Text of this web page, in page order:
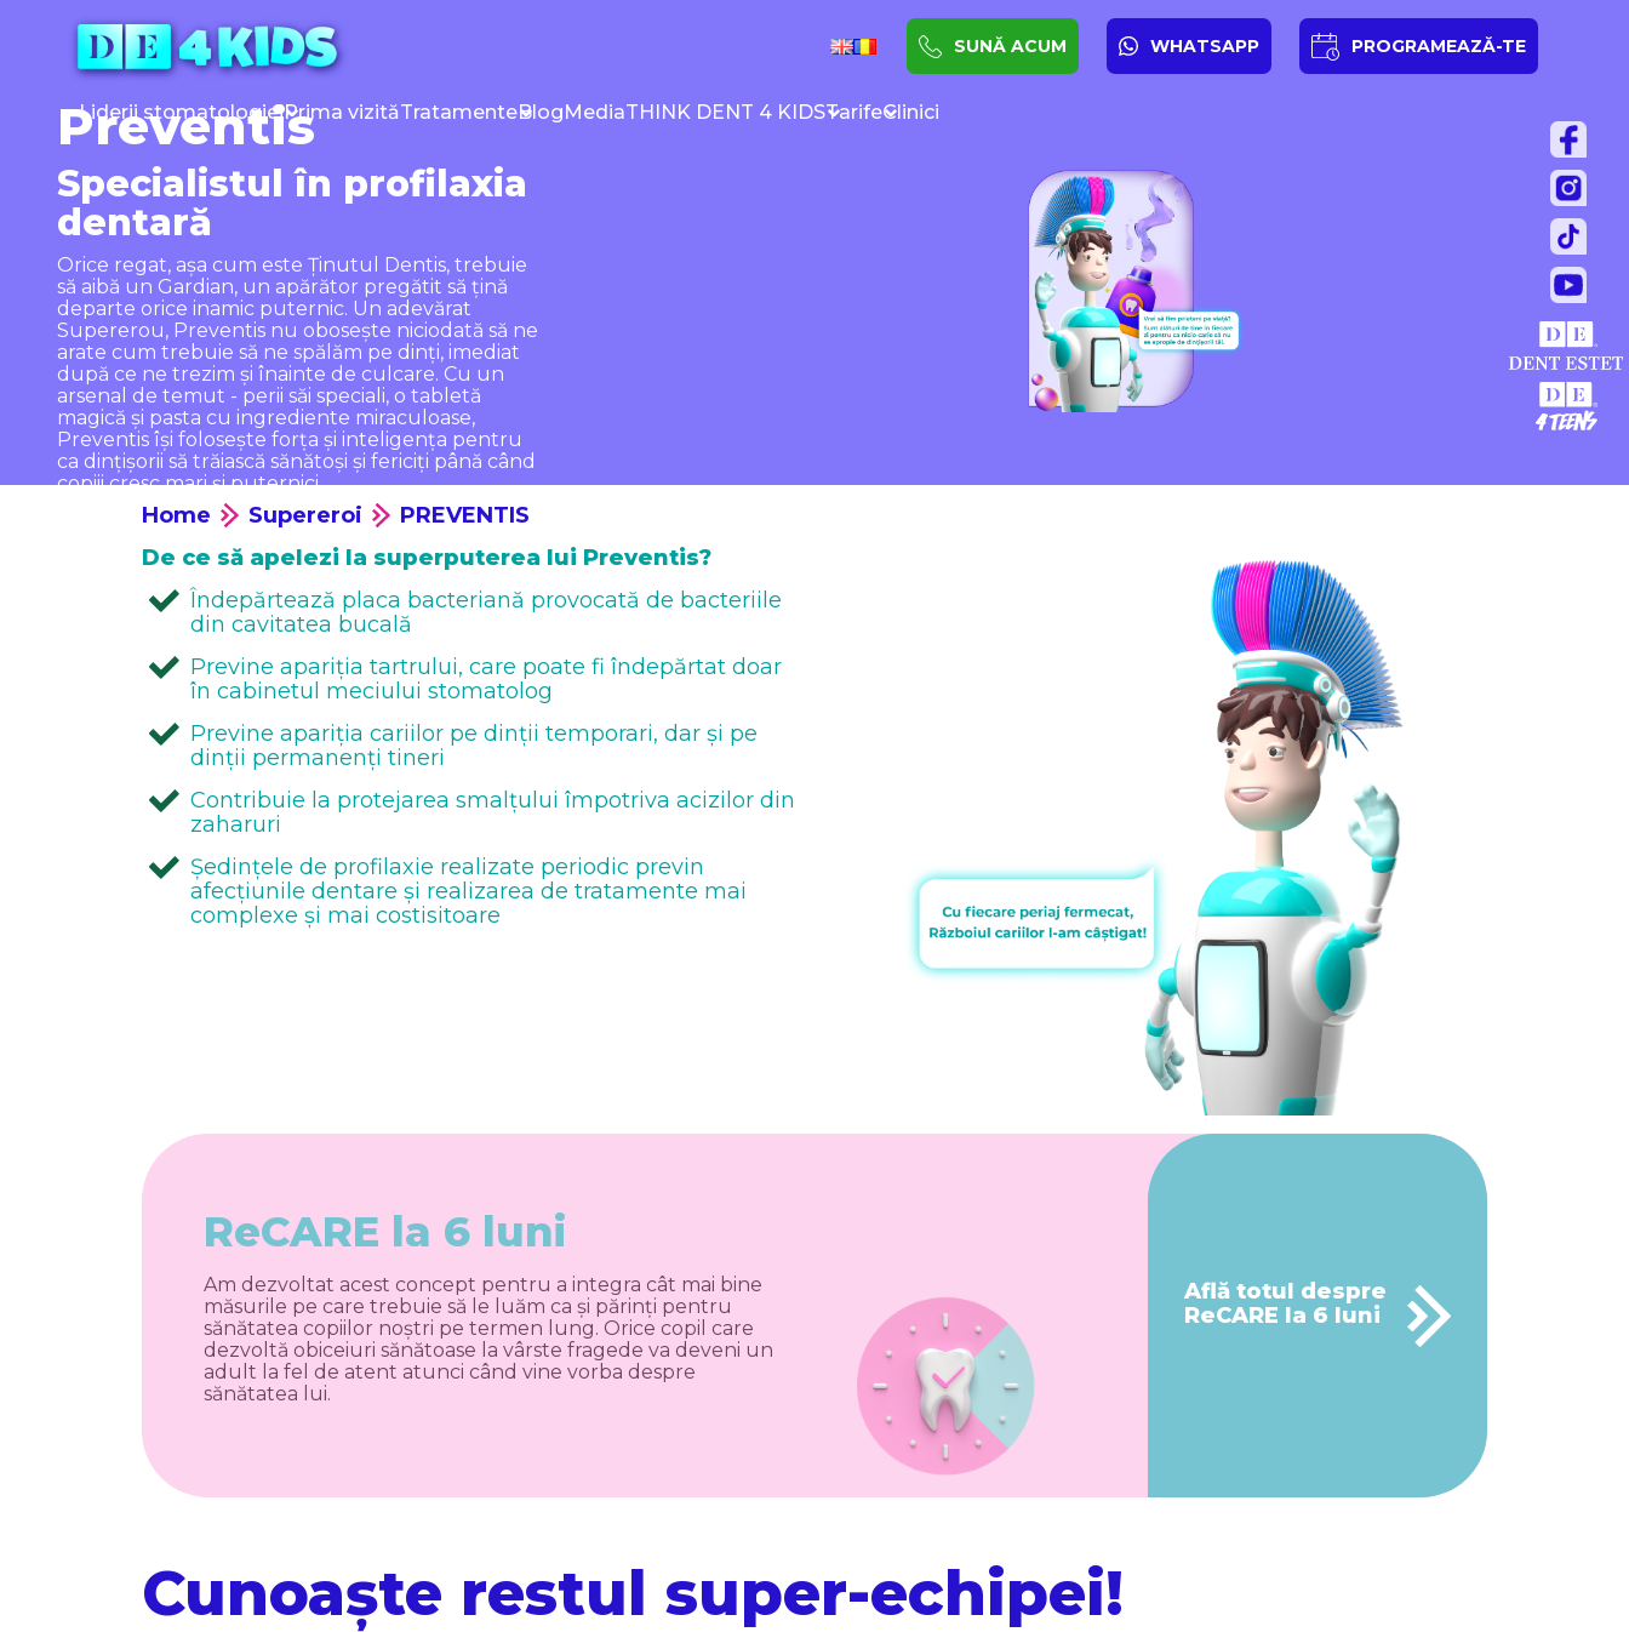
SUNĂ ACUM WHATSAPP PROGRAMEAZĂ-TE
Liderii stomatologieiPrima vizităTratamenteBlogMediaTHINK DENT 4 KIDSTarifeClinici
Preventis
Specialistul în profilaxia
dentară
Orice regat, așa cum este Ținutul Dentis, trebuie
să aibă un Gardian, un apărător pregătit să țină
departe orice inamic puternic. Un adevărat
Supererou, Preventis nu obosește niciodată să ne
arate cum trebuie să ne spălăm pe dinți, imediat
după ce ne trezim și înainte de culcare. Cu un
arsenal de temut - perii săi speciali, o tabletă
magică și pasta cu ingrediente miraculoase,
Preventis își folosește forța și inteligența pentru
ca dințișorii să trăiască sănătoși și fericiți până când
copiii cresc mari și puternici.
Home Supereroi
PREVENTIS
De ce să apelezi la superputerea lui Preventis?
Îndepărtează placa bacteriană provocată de bacteriile
din cavitatea bucală
Previne apariția tartrului, care poate fi îndepărtat doar
în cabinetul meciului stomatolog
Previne apariția cariilor pe dinții temporari, dar și pe
dinții permanenți tineri
Contribuie la protejarea smalțului împotriva acizilor din
zaharuri
Ședințele de profilaxie realizate periodic previn
afecțiunile dentare și realizarea de tratamente mai
complexe și mai costisitoare
ReCARE la 6 luni
Am dezvoltat acest concept pentru a integra cât mai bine
măsurile pe care trebuie să le luăm ca și părinți pentru
sănătatea copiilor noștri pe termen lung. Orice copil care
dezvoltă obiceiuri sănătoase la vârste fragede va deveni un
adult la fel de atent atunci când vine vorba despre
sănătatea lui.
Află totul despre
ReCARE la 6 luni
Cunoaște restul super-echipei!